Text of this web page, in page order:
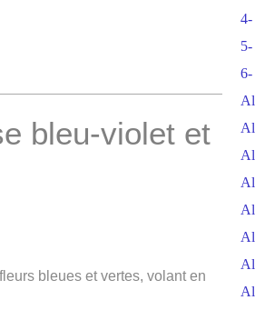
bleu-violet et
bleues et vertes, volant en
4-
5-
6-